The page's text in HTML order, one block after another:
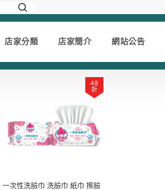
店家分類 店家簡介 網站公告
48
折
一次性洗臉巾 洗臉巾 紙巾 擦臉